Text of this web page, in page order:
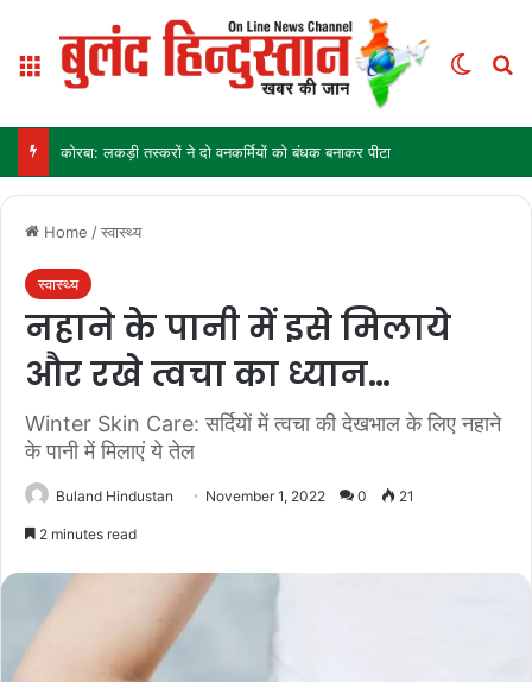
Menu
कोरबा: लकड़ी तस्करों ने दो वनकर्मियों को बंधक बनाकर पीटा
Home /स्वास्थ्य
स्वास्थ्य
नहाने के पानी में इसे मिलाये
और रखे त्वचा का ध्यान…
Winter Skin Care: सर्दियों में त्वचा की देखभाल के लिए नहाने
के पानी में मिलाएं ये तेल
Buland Hindustan November 1, 2022 0 21
2 minutes read